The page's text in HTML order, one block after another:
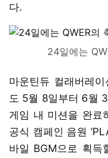
다.
24일에는
마운틴듀 컬래버레
도 5월 8일부터 6월
게임 내 미션을 완료
공식 캠페인 음원
바일 BGM으로 획득